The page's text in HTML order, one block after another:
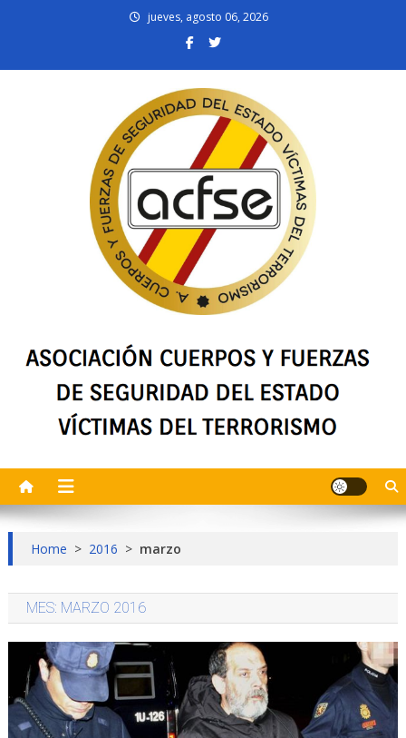
jueves, agosto 06, 2026
Terrorismo
Home > 2016 > marzo
MES: MARZO 2016